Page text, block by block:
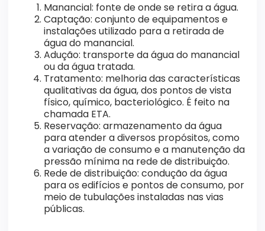
Manancial: fonte de onde se retira a água.
Captação: conjunto de equipamentos e
instalações utilizado para a retirada de
água do manancial.
Adução: transporte da água do manancial
ou da água tratada.
Tratamento: melhoria das características
qualitativas da água, dos pontos de vista
físico, químico, bacteriológico. É feito na
chamada ETA.
Reservação: armazenamento da água
para atender a diversos propósitos, como
a variação de consumo e a manutenção da
pressão mínima na rede de distribuição.
Rede de distribuição: condução da água
para os edifícios e pontos de consumo, por
meio de tubulações instaladas nas vias
públicas.